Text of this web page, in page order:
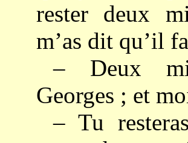
rester deux
m’as dit qu’il
– Deux
Georges ; et
– Tu